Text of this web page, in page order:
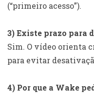
(“primeiro acesso”).
3) Existe prazo para
Sim. O vídeo orienta
para evitar
4) Por que a Wake